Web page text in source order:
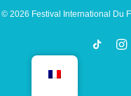
© 2026 Festival International Du